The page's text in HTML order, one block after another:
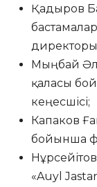
Қадыров
Мыңбай
қаласы
кеңесшісі;
Капаков
бойынша
«Auyl